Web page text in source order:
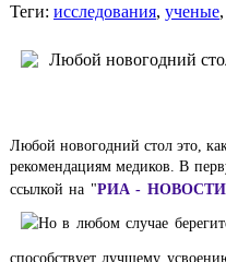
Теги: исследования, ученые,
Любой новогодний стол это,
рекомендациям медиков. В
ссылкой на "РИА -
способствует лучшему